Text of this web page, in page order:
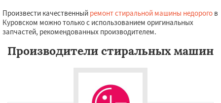
Произвести качественный ремонт стиральной машины недорого в
Куровском можно только с использованием оригинальных
запчастей, рекомендованных производителем.
Производители стиральных машин